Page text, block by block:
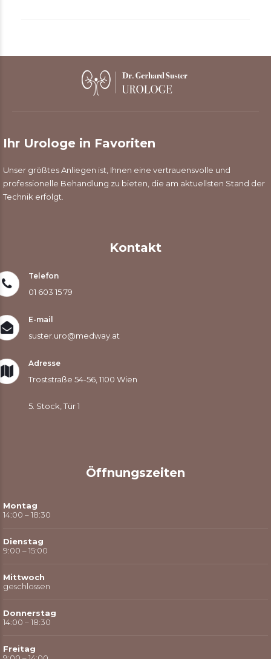
Ihr Urologe in Favoriten
Unser größtes Anliegen ist, Ihnen eine vertrauensvolle und
professionelle Behandlung zu bieten, die am aktuellsten Stand der
Technik erfolgt.
Kontakt
Telefon
01 603 15 79
E-mail
suster.uro@medway.at
Adresse
Troststraße 54-56, 1100 Wien
5. Stock, Tür 1
Öffnungszeiten
Montag
14:00 – 18:30
Dienstag
9:00 – 15:00
Mittwoch
geschlossen
Donnerstag
14:00 – 18:30
Freitag